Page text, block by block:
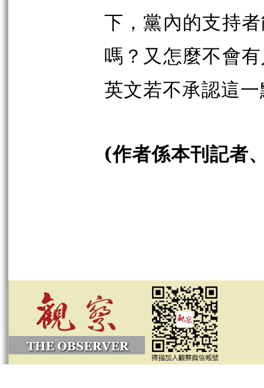
下，黨內的支持
嗎？又怎麼不會
英文若不承認這
(作者係本刊記者